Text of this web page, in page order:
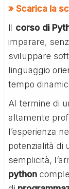
» Scarica la
Il corso di
imparare,
sviluppare
linguaggio
tempo
Al termine di
altamente
l’esperienza
potenzialità di
semplicità,
python